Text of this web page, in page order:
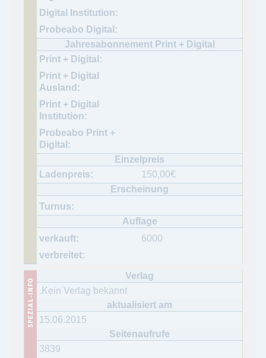
150,00€
6000
.Kein Verlag bekannt
15.06.2015
3839